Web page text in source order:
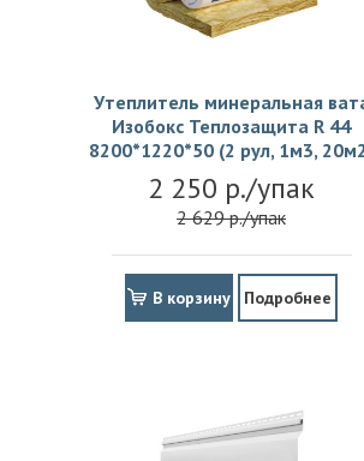
Утеплитель минеральная
Изобокс Теплозащита R 44
8200*1220*50 (2 рул, 1м3,
2 250 р./упак
2 629 р./упак
В корзину Подробнее